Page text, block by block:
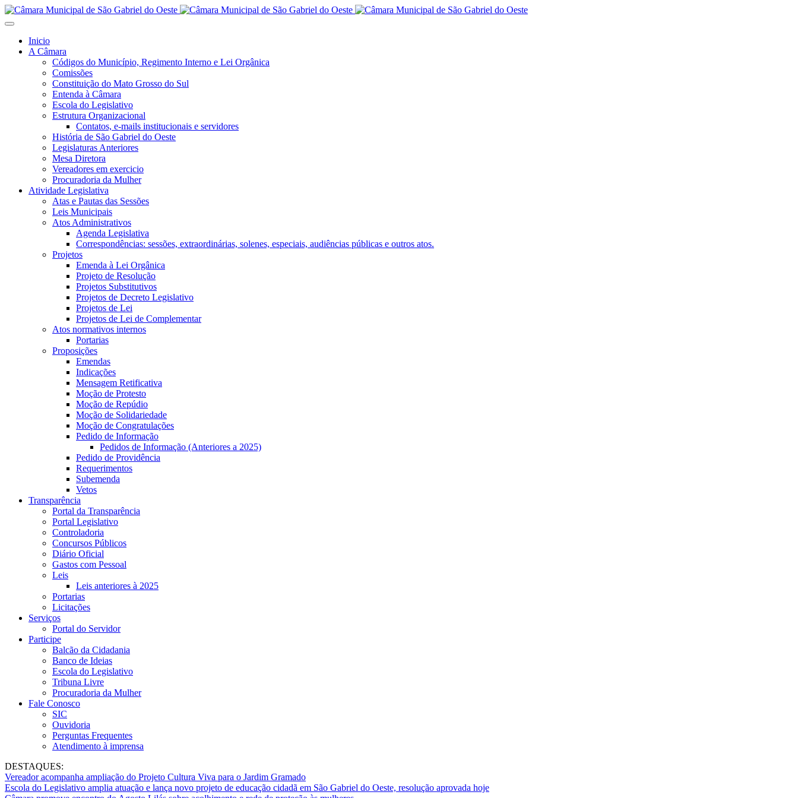
Inicio
A Câmara
Códigos do Município, Regimento Interno e Lei Orgânica
Comissões
Constituição do Mato Grosso do Sul
Entenda à Câmara
Escola do Legislativo
Estrutura Organizacional
Contatos, e-mails institucionais e servidores
História de São Gabriel do Oeste
Legislaturas Anteriores
Mesa Diretora
Vereadores em exercicio
Procuradoria da Mulher
Atividade Legislativa
Atas e Pautas das Sessões
Leis Municipais
Atos Administrativos
Agenda Legislativa
Correspondências: sessões, extraordinárias, solenes, especiais, audiências públicas e outros atos.
Projetos
Emenda à Lei Orgânica
Projeto de Resolução
Projetos Substitutivos
Projetos de Decreto Legislativo
Projetos de Lei
Projetos de Lei de Complementar
Atos normativos internos
Portarias
Proposições
Emendas
Indicações
Mensagem Retificativa
Moção de Protesto
Moção de Repúdio
Moção de Solidariedade
Moção de Congratulações
Pedido de Informação
Pedidos de Informação (Anteriores a 2025)
Pedido de Providência
Requerimentos
Subemenda
Vetos
Transparência
Portal da Transparência
Portal Legislativo
Controladoria
Concursos Públicos
Diário Oficial
Gastos com Pessoal
Leis
Leis anteriores à 2025
Portarias
Licitações
Serviços
Portal do Servidor
Participe
Balcão da Cidadania
Banco de Ideias
Escola do Legislativo
Tribuna Livre
Procuradoria da Mulher
Fale Conosco
SIC
Ouvidoria
Perguntas Frequentes
Atendimento à imprensa
DESTAQUES:
Vereador acompanha ampliação do Projeto Cultura Viva para o Jardim Gramado
Escola do Legislativo amplia atuação e lança novo projeto de educação cidadã em São Gabriel do Oeste, resolução aprovada hoje